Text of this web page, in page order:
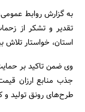
به گزارش روابط
تقدیر و تشکر از
استان، خواستار
وی ضمن تاکید بر
جذب منابع ارزان
طرح‌های رونق تولید و